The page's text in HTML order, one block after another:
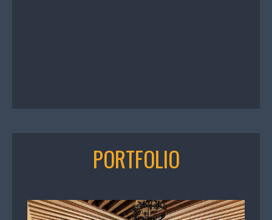
PORTFOLIO